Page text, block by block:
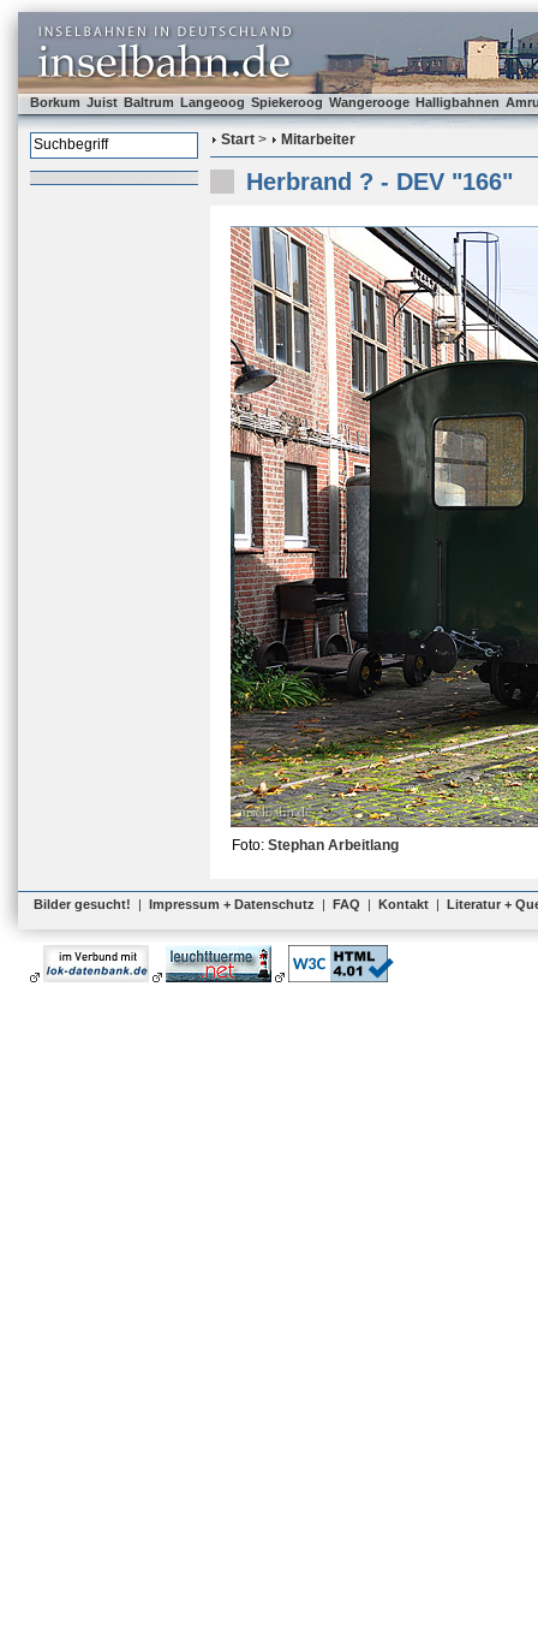
Borkum Juist Baltrum Langeoog Spiekeroog Wangerooge Halligbahnen
Start > Mitarbeiter
Herbrand ? - DEV "166"
Foto: Stephan Arbeitlang
Bilder gesucht! | Impressum + Datenschutz | FAQ | Kontakt | Literatur +